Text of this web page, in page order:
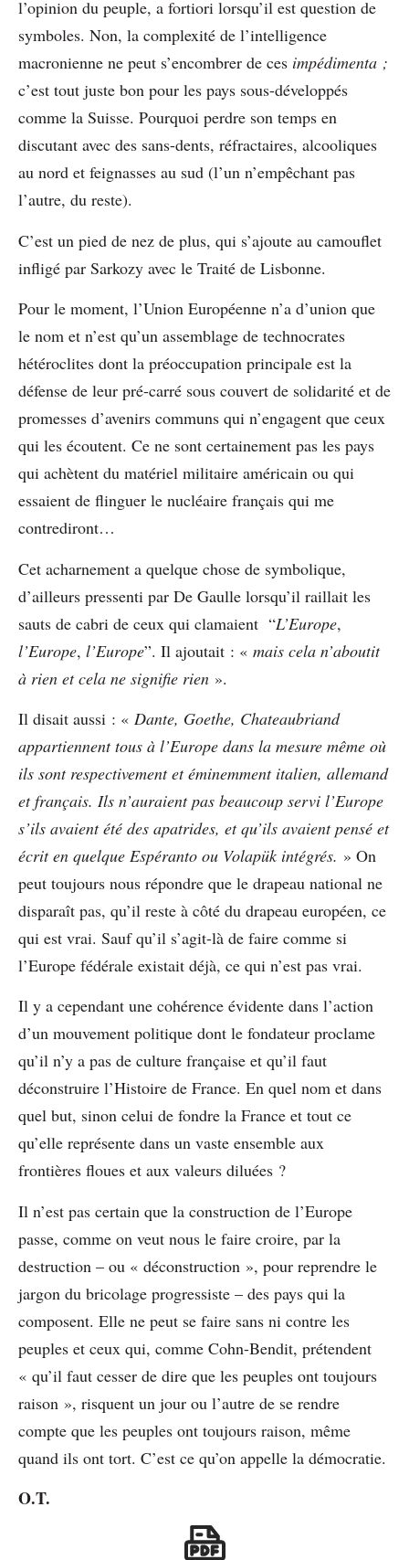
l’opinion du peuple, a fortiori lorsqu’il est question de
symboles. Non, la complexité de l’intelligence
macronienne ne peut s’encombrer de ces impédimenta ;
c’est tout juste bon pour les pays sous-développés
comme la Suisse. Pourquoi perdre son temps en
discutant avec des sans-dents, réfractaires, alcooliques
au nord et feignasses au sud (l’un n’empêchant pas
l’autre, du reste).
C’est un pied de nez de plus, qui s’ajoute au camouflet
infligé par Sarkozy avec le Traité de Lisbonne.
Pour le moment, l’Union Européenne n’a d’union que
le nom et n’est qu’un assemblage de technocrates
hétéroclites dont la préoccupation principale est la
défense de leur pré-carré sous couvert de solidarité et de
promesses d’avenirs communs qui n’engagent que ceux
qui les écoutent. Ce ne sont certainement pas les pays
qui achètent du matériel militaire américain ou qui
essaient de flinguer le nucléaire français qui me
contrediront…
Cet acharnement a quelque chose de symbolique,
d’ailleurs pressenti par De Gaulle lorsqu’il raillait les
sauts de cabri de ceux qui clamaient “L’Europe,
l’Europe, l’Europe”. Il ajoutait : « mais cela n’aboutit
à rien et cela ne signifie rien ».
Il disait aussi : « Dante, Goethe, Chateaubriand
appartiennent tous à l’Europe dans la mesure même où
ils sont respectivement et éminemment italien, allemand
et français. Ils n’auraient pas beaucoup servi l’Europe
s’ils avaient été des apatrides, et qu’ils avaient pensé et
écrit en quelque Espéranto ou Volapük intégrés. » On
peut toujours nous répondre que le drapeau national ne
disparaît pas, qu’il reste à côté du drapeau européen, ce
qui est vrai. Sauf qu’il s’agit-là de faire comme si
l’Europe fédérale existait déjà, ce qui n’est pas vrai.
Il y a cependant une cohérence évidente dans l’action
d’un mouvement politique dont le fondateur proclame
qu’il n’y a pas de culture française et qu’il faut
déconstruire l’Histoire de France. En quel nom et dans
quel but, sinon celui de fondre la France et tout ce
qu’elle représente dans un vaste ensemble aux
frontières floues et aux valeurs diluées ?
Il n’est pas certain que la construction de l’Europe
passe, comme on veut nous le faire croire, par la
destruction – ou « déconstruction », pour reprendre le
jargon du bricolage progressiste – des pays qui la
composent. Elle ne peut se faire sans ni contre les
peuples et ceux qui, comme Cohn-Bendit, prétendent
« qu’il faut cesser de dire que les peuples ont toujours
raison », risquent un jour ou l’autre de se rendre
compte que les peuples ont toujours raison, même
quand ils ont tort. C’est ce qu’on appelle la démocratie.
O.T.